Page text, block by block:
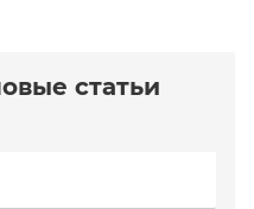
статьи